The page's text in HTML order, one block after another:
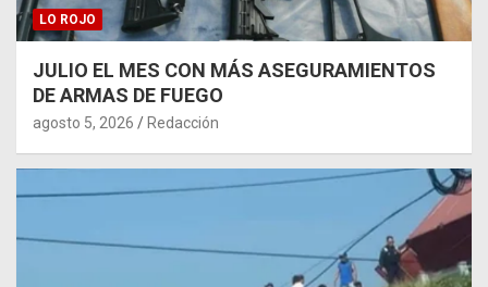
LO ROJO
JULIO EL MES CON MÁS ASEGURAMIENTOS
DE ARMAS DE FUEGO
agosto 5, 2026 Redacción